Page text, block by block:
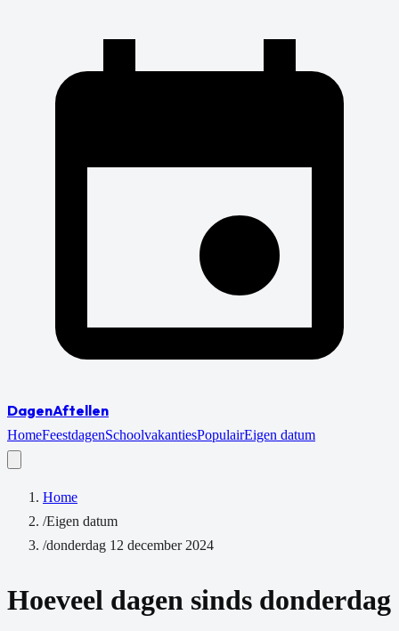
DagenAftellen
HomeFeestdagenSchoolvakantiesPopulairEigen datum
Home
/Eigen datum
/donderdag 12 december 2024
Hoeveel dagen sinds donderdag